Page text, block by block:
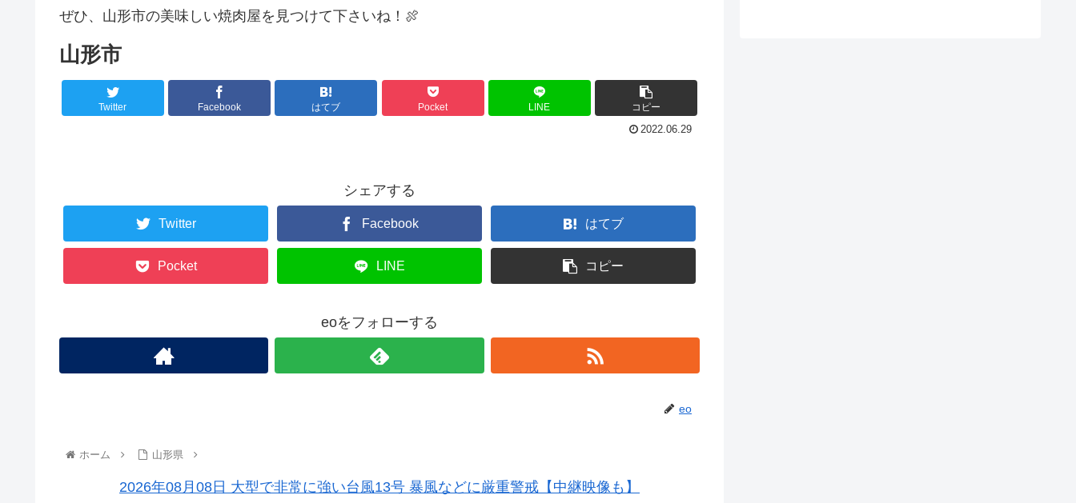
ぜひ、山形市の美味しい焼肉屋を見つけて下さいね！🍖
山形市
Twitter Facebook はてブ Pocket LINE コピー
2022.06.29
シェアする
Twitter Facebook はてブ
Pocket LINE コピー
eoをフォローする
eo
ホーム 山形県
2026年08月08日 大型で非常に強い台風13号 暴風などに厳重警戒【中継映像も】